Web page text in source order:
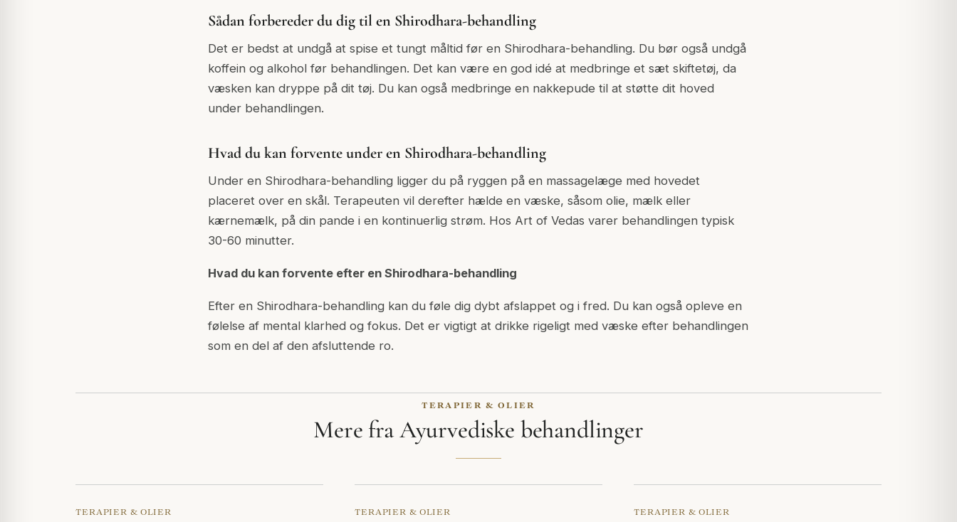
Sådan forbereder du dig til en Shirodhara-behandling
Det er bedst at undgå at spise et tungt måltid før en Shirodhara-behandling. Du bør også undgå
koffein og alkohol før behandlingen. Det kan være en god idé at medbringe et sæt skiftetøj, da
væsken kan dryppe på dit tøj. Du kan også medbringe en nakkepude til at støtte dit hoved
under behandlingen.
Hvad du kan forvente under en Shirodhara-behandling
Under en Shirodhara-behandling ligger du på ryggen på en massagelæge med hovedet
placeret over en skål. Terapeuten vil derefter hælde en væske, såsom olie, mælk eller
kærnemælk, på din pande i en kontinuerlig strøm. Hos Art of Vedas varer behandlingen typisk
30-60 minutter.
Hvad du kan forvente efter en Shirodhara-behandling
Efter en Shirodhara-behandling kan du føle dig dybt afslappet og i fred. Du kan også opleve en
følelse af mental klarhed og fokus. Det er vigtigt at drikke rigeligt med væske efter behandlingen
som en del af den afsluttende ro.
TERAPIER & OLIER
Mere fra Ayurvediske behandlinger
TERAPIER & OLIER TERAPIER & OLIER TERAPIER & OLIER